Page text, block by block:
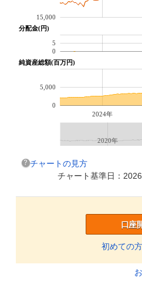
15,000
分配金(円)
0
5
純資産総額(百万円)
2024年
0
5,000
2020年
チャートの見方
チャート基準日：
口座
初めての